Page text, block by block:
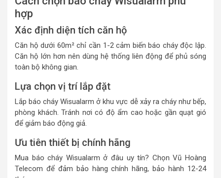
hợp
Xác định diện tích căn hộ
Căn hộ dưới 60m² chỉ cần 1-2 cảm biến báo cháy độc lập.
Căn hộ lớn hơn nên dùng hệ thống liên động để phủ sóng
toàn bộ không gian.
Lựa chọn vị trí lắp đặt
Lắp báo cháy Wisualarm ở khu vực dễ xảy ra cháy như bếp,
phòng khách. Tránh nơi có độ ẩm cao hoặc gần quạt gió
để giảm báo động giả.
Ưu tiên thiết bị chính hãng
Mua báo cháy Wisualarm ở đâu uy tín? Chọn Vũ Hoàng
Telecom để đảm bảo hàng chính hãng, bảo hành 12-24